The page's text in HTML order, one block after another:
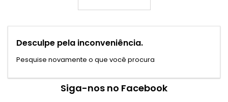
Desculpe pela inconveniência.
Pesquise novamente o que você procura
Siga-nos no Facebook